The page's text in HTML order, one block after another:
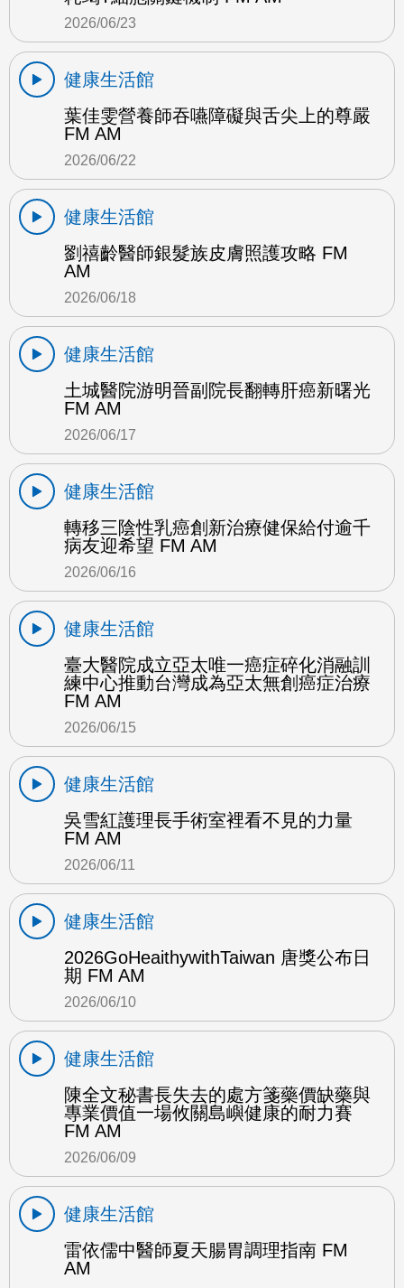
2026/06/23
健康生活館
葉佳雯營養師吞嚥障礙與舌尖上的尊嚴
FM AM
2026/06/22
健康生活館
劉禧齡醫師銀髮族皮膚照護攻略 FM
AM
2026/06/18
健康生活館
土城醫院游明晉副院長翻轉肝癌新曙光
FM AM
2026/06/17
健康生活館
轉移三陰性乳癌創新治療健保給付逾千
病友迎希望 FM AM
2026/06/16
健康生活館
臺大醫院成立亞太唯一癌症碎化消融訓
練中心推動台灣成為亞太無創癌症治療
FM AM
2026/06/15
健康生活館
吳雪紅護理長手術室裡看不見的力量
FM AM
2026/06/11
健康生活館
2026GoHeaithywithTaiwan 唐獎公布日
期 FM AM
2026/06/10
健康生活館
陳全文秘書長失去的處方箋藥價缺藥與
專業價值一場攸關島嶼健康的耐力賽
FM AM
2026/06/09
健康生活館
雷依儒中醫師夏天腸胃調理指南 FM
AM